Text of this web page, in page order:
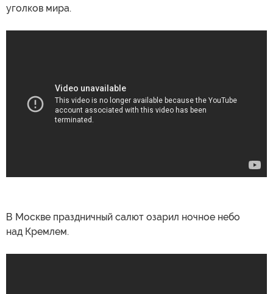
уголков мира.
В Москве праздничный салют озарил ночное небо
над Кремлем.